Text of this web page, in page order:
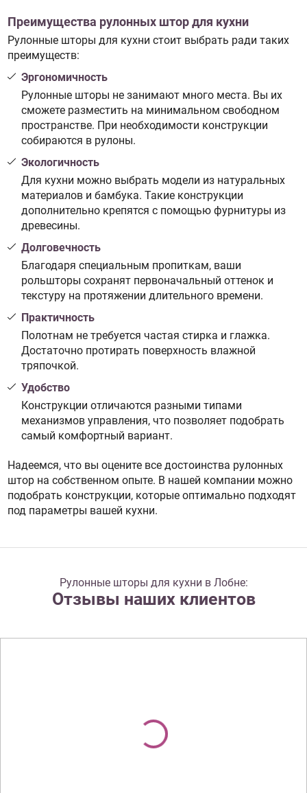
Преимущества рулонных штор для кухни
Рулонные шторы для кухни стоит выбрать ради таких
преимуществ:
Эргономичность
Рулонные шторы не занимают много места. Вы их
сможете разместить на минимальном свободном
пространстве. При необходимости конструкции
собираются в рулоны.
Экологичность
Для кухни можно выбрать модели из натуральных
материалов и бамбука. Такие конструкции
дополнительно крепятся с помощью фурнитуры из
древесины.
Долговечность
Благодаря специальным пропиткам, ваши
рольшторы сохранят первоначальный оттенок и
текстуру на протяжении длительного времени.
Практичность
Полотнам не требуется частая стирка и глажка.
Достаточно протирать поверхность влажной
тряпочкой.
Удобство
Конструкции отличаются разными типами
механизмов управления, что позволяет подобрать
самый комфортный вариант.
Надеемся, что вы оцените все достоинства рулонных
штор на собственном опыте. В нашей компании можно
подобрать конструкции, которые оптимально подходят
под параметры вашей кухни.
Рулонные шторы для кухни в Лобне:
Отзывы наших клиентов